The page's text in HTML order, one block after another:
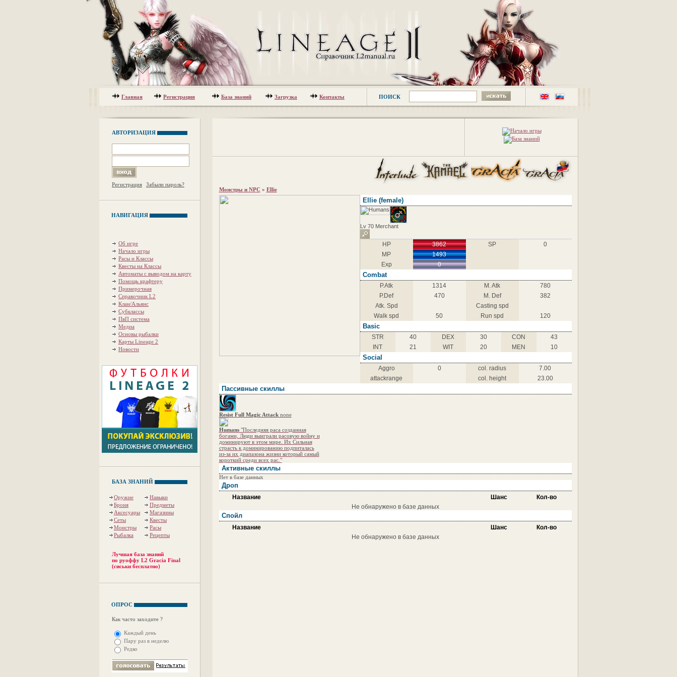
Главная Регистрация База знаний Загрузка Контакты ПОИСК
АВТОРИЗАЦИЯ
Регистрация Забыли пароль?
НАВИГАЦИЯ
Об игре
Начало игры
Расы и Классы
Квесты на Классы
Автоматы с выводом на карту
Помощь крафтеру
Примерочная
Справочник L2
Клан/Альянс
Субклассы
ПвП система
Медиа
Основы рыбалки
Карты Lineage 2
Новости
БАЗА ЗНАНИЙ
Оружие
Навыки
Броня
Предметы
Аксесуары
Магазины
Сеты
Квесты
Монстры
Расы
Рыбалка
Рецепты
Лучшая база знаний
по руоффу L2 Gracia Final
(сиськи бесплатно)
ОПРОС
Как часто заходите ?
Каждый день
Пару раз в неделю
Редко
Монстры и NPC » Ellie
Ellie(female)
Lv 70 Merchant
HP 3862 SP
0
MP
1493
Exp
0
Combat
P.Atk 1314 M. Atk
780
P.Def
470 M. Def
382
Atk. Spd
Casting spd
Walk spd
50 Run spd 120
Basic
STR 40 DEX 30 CON
43
INT
21 WIT 20 MEN 10
Social
Aggro 0 col. radius
7.00
attackrange
col. height 23.00
Пассивные скиллы
Resist Full Magic Attacknone
Humans"Последняя раса созданная
богами, Люди выиграли расовую войну и
доминируют в этом мире. Их Сильная
страсть к доминированию подпиталась
из-за их диапазона жизни который самый
короткий среди всех рас."
Активные скиллы
Нет в базе данных
Дроп
Название Шанс
Кол-во
Не обнаружено в базе данных
Спойл
Название Шанс
Кол-во
Не обнаружено в базе данных